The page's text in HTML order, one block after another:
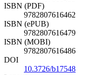
ISBN (PDF)
9782807616462
ISBN (ePUB)
9782807616479
ISBN (MOBI)
9782807616486
DOI
10.3726/b17548